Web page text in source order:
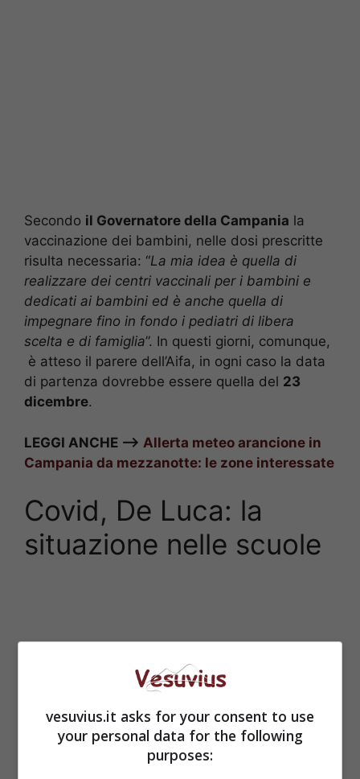
Secondo il Governatore della Campania la
vaccinazione dei bambini, nelle dosi prescritte
risulta necessaria: “La mia idea è quella di
realizzare dei centri vaccinali per i bambini e
dedicati ai bambini ed è anche quella di
impegnare fino in fondo i pediatri di libera
scelta e di famiglia”. In questi giorni, comunque,
è atteso il parere dell’Aifa, in ogni caso la data
di partenza dovrebbe essere quella del 23
dicembre.
LEGGI ANCHE —> Allerta meteo arancione in
Campania da mezzanotte: le zone interessate
Covid, De Luca: la
situazione nelle scuole
vesuvius.it asks for your consent to use
your personal data for the following
purposes: